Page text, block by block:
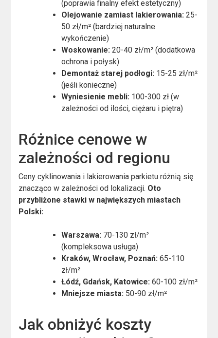
(poprawia finalny efekt estetyczny)
Olejowanie zamiast lakierowania: 25-
50 zł/m² (bardziej naturalne
wykończenie)
Woskowanie: 20-40 zł/m² (dodatkowa
ochrona i połysk)
Demontaż starej podłogi: 15-25 zł/m²
(jeśli konieczne)
Wyniesienie mebli: 100-300 zł (w
zależności od ilości, ciężaru i piętra)
Różnice cenowe w
zależności od regionu
Ceny cyklinowania i lakierowania parkietu różnią się
znacząco w zależności od lokalizacji. Oto
przybliżone stawki w największych miastach
Polski:
Warszawa: 70-130 zł/m²
(kompleksowa usługa)
Kraków, Wrocław, Poznań: 65-110
zł/m²
Łódź, Gdańsk, Katowice: 60-100 zł/m²
Mniejsze miasta: 50-90 zł/m²
Jak obniżyć koszty